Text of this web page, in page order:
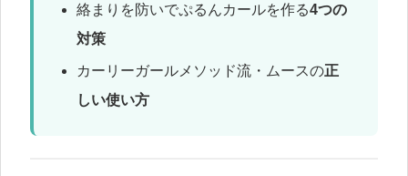
絡まりを防いでぷるんカールを作る4つの
対策
カーリーガールメソッド流・ムースの正
しい使い方